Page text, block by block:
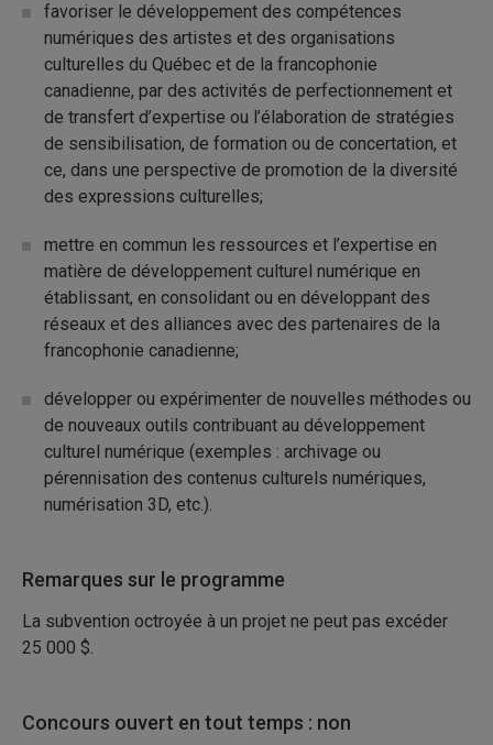
favoriser le développement des compétences
numériques des artistes et des organisations
culturelles du Québec et de la francophonie
canadienne, par des activités de perfectionnement et
de transfert d’expertise ou l’élaboration de stratégies
de sensibilisation, de formation ou de concertation, et
ce, dans une perspective de promotion de la diversité
des expressions culturelles;
mettre en commun les ressources et l’expertise en
matière de développement culturel numérique en
établissant, en consolidant ou en développant des
réseaux et des alliances avec des partenaires de la
francophonie canadienne;
développer ou expérimenter de nouvelles méthodes ou
de nouveaux outils contribuant au développement
culturel numérique (exemples : archivage ou
pérennisation des contenus culturels numériques,
numérisation 3D, etc.).
Remarques sur le programme
La subvention octroyée à un projet ne peut pas excéder
25 000 $.
Concours ouvert en tout temps : non